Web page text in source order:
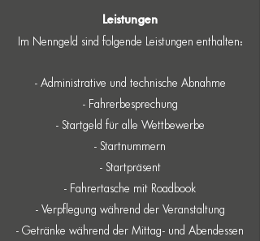
Leistungen
Im Nenngeld sind folgende Leistungen enthalten:
- Administrative und technische Abnahme
- Fahrerbesprechung
- Startgeld für alle Wettbewerbe
- Startnummern
- Startpräsent
- Fahrertasche mit Roadbook
- Verpflegung während der Veranstaltung
- Getränke während der Mittag- und Abendessen